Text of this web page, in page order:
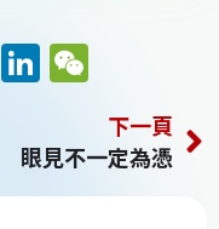
Li
n
Li
n
k
e
C
h
下一頁
眼見不一定為憑